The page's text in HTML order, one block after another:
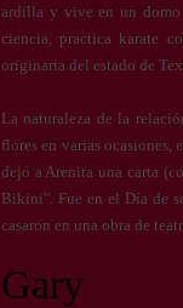
ardilla y vive en un
ciencia, practica karate
originaria del estado de
La naturaleza de la
flores en varias ocasiones,
dejó a Arenita una carta
Bikini". Fue en el Día de
casaron en una obra de
Gary